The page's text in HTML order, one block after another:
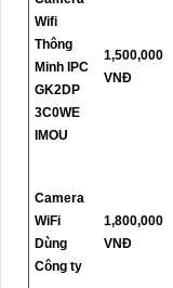
Wifi
Thông
Minh IPC
GK2DP
3C0WE
IMOU
1,500,000
VNĐ
Camera
WiFi
Dùng
Công ty
1,800,000
VNĐ